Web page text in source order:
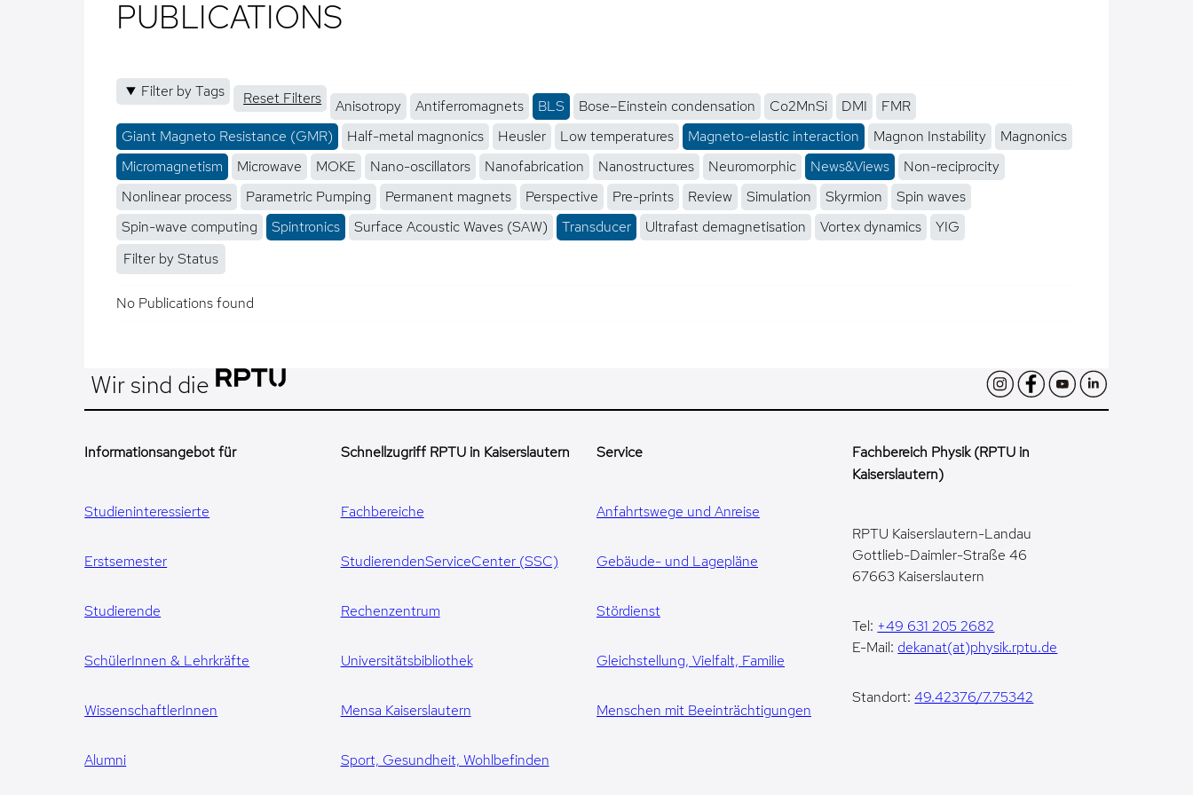
PUBLICATIONS
Filter by Tags Reset Filters Anisotropy Antiferromagnets BLS Bose–Einstein condensation Co2MnSi DMI
FMR
Giant Magneto Resistance (GMR)
Half-metal magnonics Heusler Low temperatures Magneto-elastic interaction Magnon Instability
Magnonics
Micromagnetism
Microwave MOKE Nano-oscillators Nanofabrication Nanostructures Neuromorphic News&Views
Non-reciprocity
Nonlinear process
Parametric Pumping Permanent magnets Perspective Pre-prints Review Simulation Skyrmion
Spin waves
Spin-wave computing
Spintronics Surface Acoustic Waves (SAW) Transducer Ultrafast demagnetisation Vortex dynamics
YIG
Filter by Status
No Publications found
Wir sind die
Informationsangebot für
Studieninteressierte
Erstsemester
Studierende
SchülerInnen & Lehrkräfte
WissenschaftlerInnen
Alumni
Schnellzugriff RPTU in Kaiserslautern
Fachbereiche
StudierendenServiceCenter (SSC)
Rechenzentrum
Universitätsbibliothek
Mensa Kaiserslautern
Sport, Gesundheit, Wohlbefinden
Service
Anfahrtswege und Anreise
Gebäude- und Lagepläne
Stördienst
Gleichstellung, Vielfalt, Familie
Menschen mit Beeinträchtigungen
Fachbereich Physik (RPTU in
Kaiserslautern)
RPTU Kaiserslautern-Landau
Gottlieb-Daimler-Straße 46
67663 Kaiserslautern
Tel: +49 631 205 2682
E-Mail: dekanat(at)physik.rptu.de
Standort:49.42376/7.75342